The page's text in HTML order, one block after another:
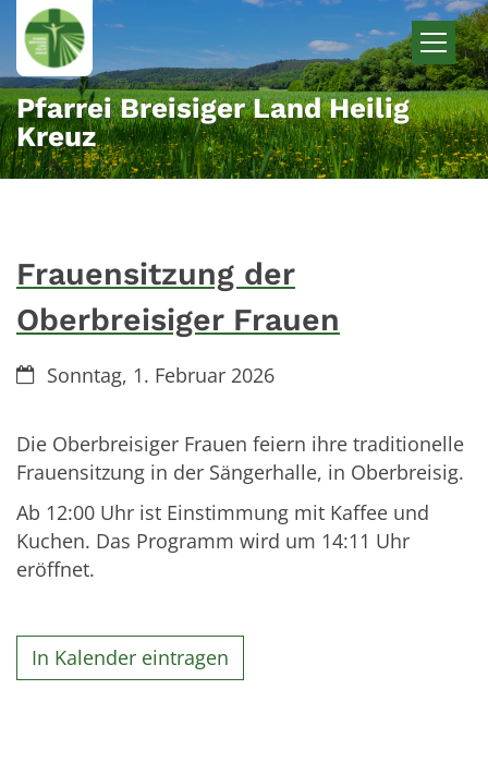
Zum Inhalt springen
Pfarrei Breisiger Land Heilig
Kreuz
Frauensitzung der
Oberbreisiger Frauen
Datum:Sonntag, 1. Februar 2026
Die Oberbreisiger Frauen feiern ihre traditionelle
Frauensitzung in der Sängerhalle, in Oberbreisig.
Ab 12:00 Uhr ist Einstimmung mit Kaffee und
Kuchen. Das Programm wird um 14:11 Uhr
eröffnet.
In Kalender eintragen